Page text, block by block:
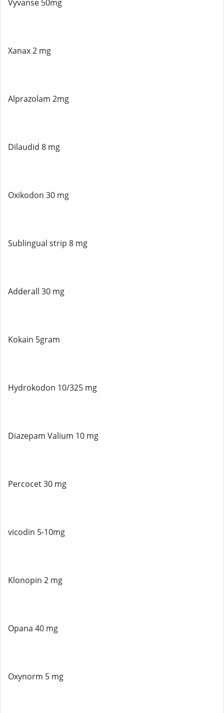
Vyvanse 50mg
Xanax 2 mg
Alprazolam 2mg
Dilaudid 8 mg
Oxikodon 30 mg
Sublingual strip 8 mg
Adderall 30 mg
Kokain 5gram
Hydrokodon 10/325 mg
Diazepam Valium 10 mg
Percocet 30 mg
vicodin 5-10mg
Klonopin 2 mg
Opana 40 mg
Oxynorm 5 mg